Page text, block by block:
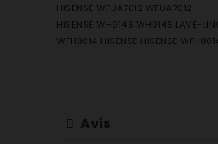
HISENSE WFUA7012 WFUA7012
HISENSE WH914S WH914S LAVE-
WFH8014 HISENSE HISENSE
Avis